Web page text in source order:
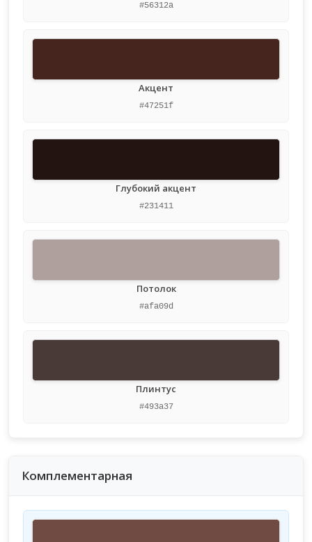
#56312a
Акцент
#47251f
Глубокий акцент
#231411
Потолок
#afa09d
Плинтус
#493a37
Комплементарная